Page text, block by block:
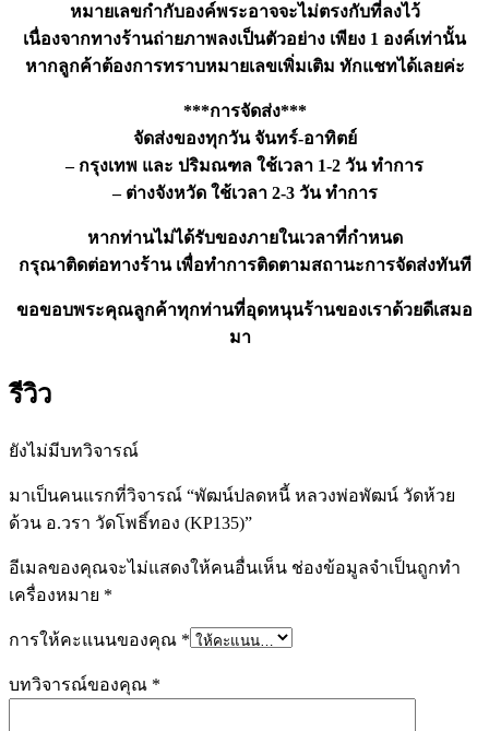
หมายเลขกำกับองค์พระอาจจะไม่ตรงกับที่ลงไว้
เนื่องจากทางร้านถ่ายภาพลงเป็นตัวอย่าง เพียง 1 องค์เท่านั้น
หากลูกค้าต้องการทราบหมายเลขเพิ่มเติม ทักแชทได้เลยค่ะ
***การจัดส่ง***
จัดส่งของทุกวัน จันทร์-อาทิตย์
– กรุงเทพ และ ปริมณฑล ใช้เวลา 1-2 วัน ทำการ
– ต่างจังหวัด ใช้เวลา 2-3 วัน ทำการ
หากท่านไม่ได้รับของภายในเวลาที่กำหนด
กรุณาติดต่อทางร้าน เพื่อทำการติดตามสถานะการจัดส่งทันที
ขอขอบพระคุณลูกค้าทุกท่านที่อุดหนุนร้านของเราด้วยดีเสมอ
มา
รีวิว
ยังไม่มีบทวิจารณ์
มาเป็นคนแรกที่วิจารณ์ “พัฒน์ปลดหนี้ หลวงพ่อพัฒน์ วัดห้วย
ด้วน อ.วรา วัดโพธิ์ทอง (KP135)”
อีเมลของคุณจะไม่แสดงให้คนอื่นเห็น ช่องข้อมูลจำเป็นถูกทำ
เครื่องหมาย *
การให้คะแนนของคุณ *
บทวิจารณ์ของคุณ *